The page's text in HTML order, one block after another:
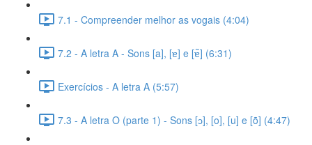
7.1 - Compreender melhor as vogais (4:04)
7.2 - A letra A - Sons [a], [ɐ] e [ɐ̃] (6:31)
Exercícios - A letra A (5:57)
7.3 - A letra O (parte 1) - Sons [ɔ], [o], [u] e [õ] (4:47)